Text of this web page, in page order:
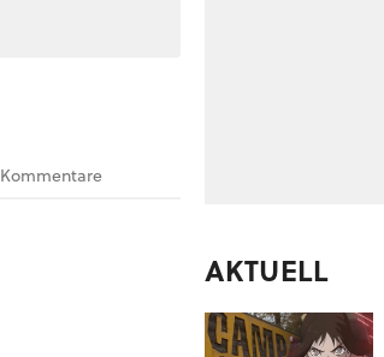
Kommentare
AKTUELL